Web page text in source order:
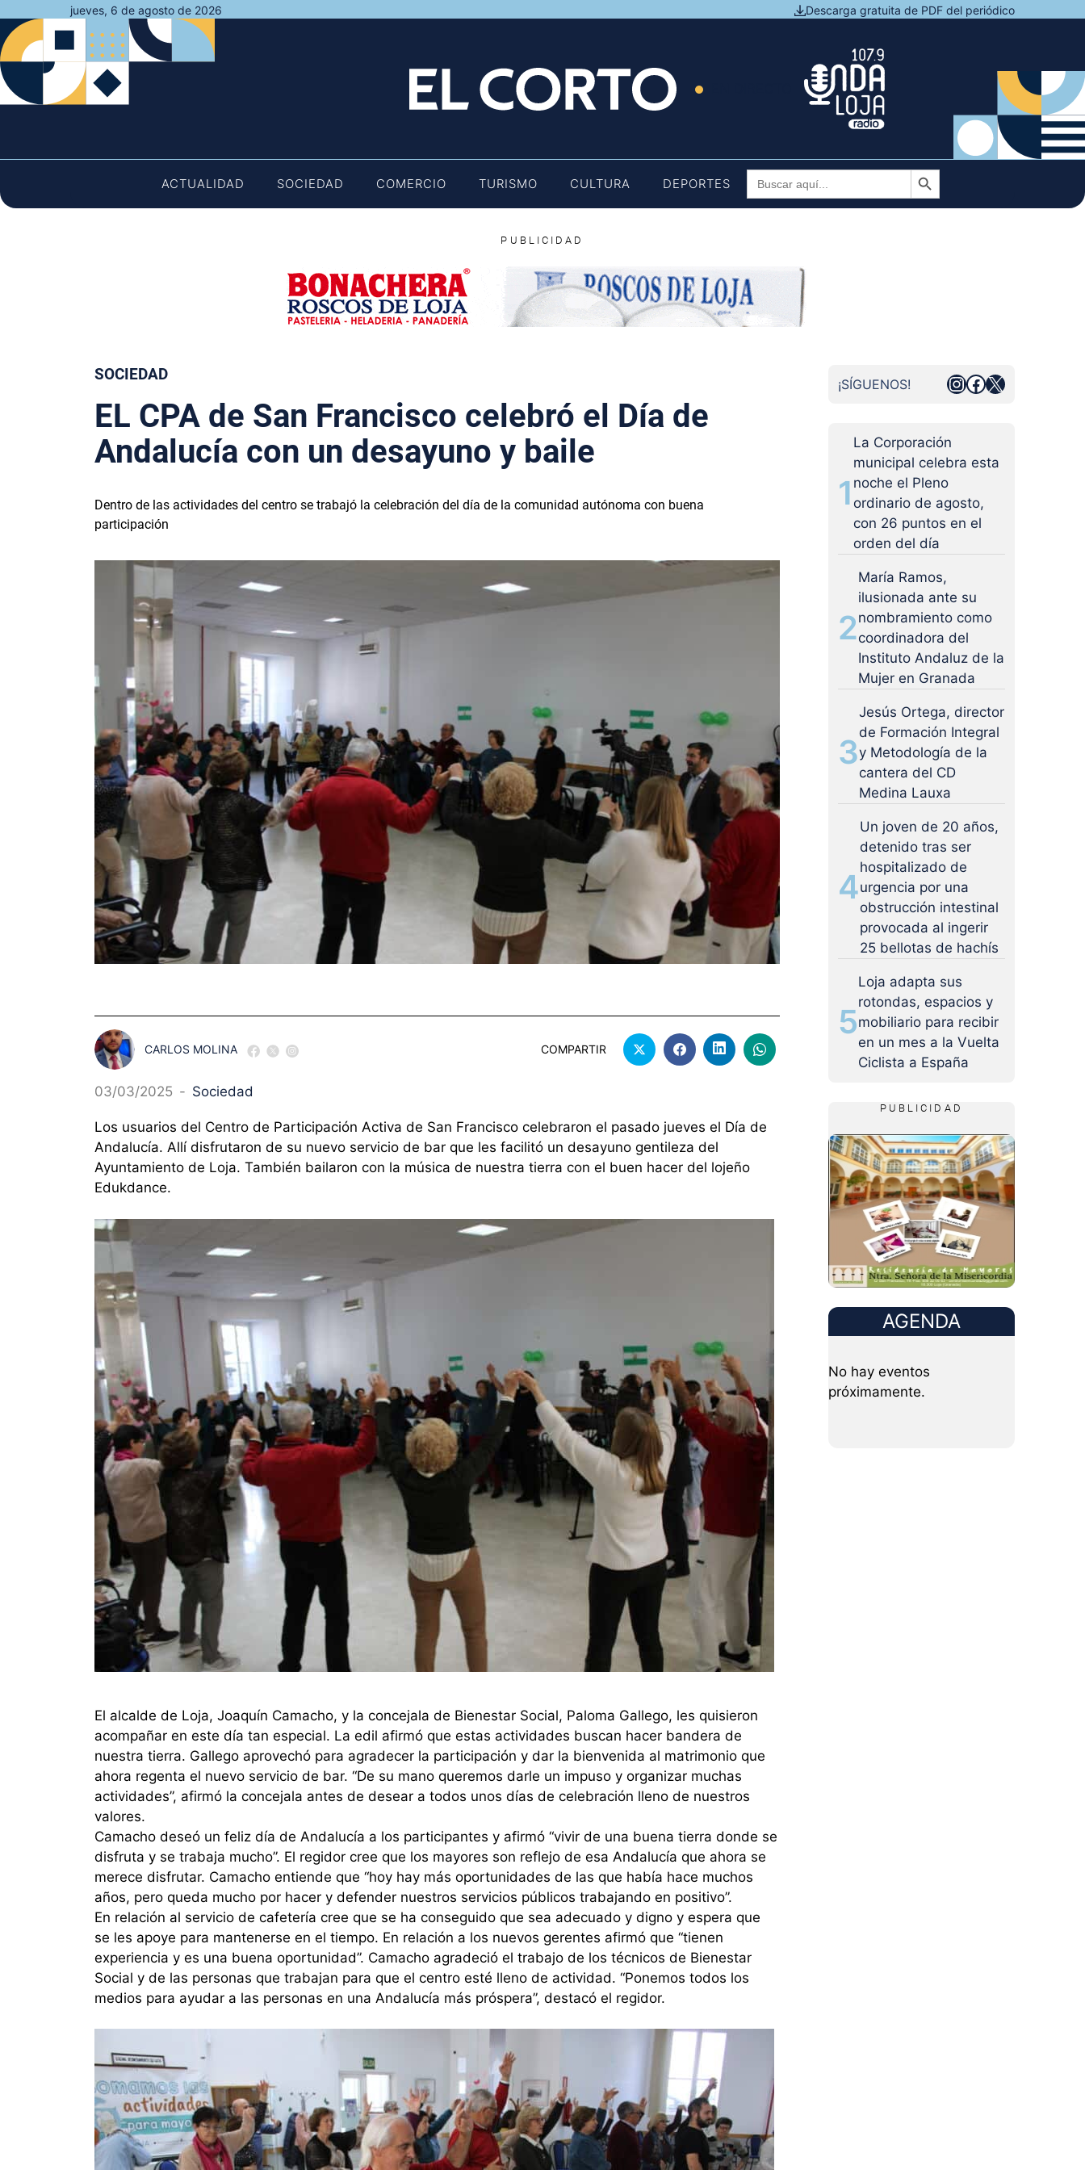
al
contenido
jueves, 6 de agosto de 2026 Descarga gratuita de PDF del periódico
ACTUALIDAD SOCIEDAD COMERCIO TURISMO CULTURA DEPORTES
Buscar: Botón de búsqueda
PUBLICIDAD
SOCIEDAD
EL CPA de San Francisco celebró el Día de
Andalucía con un desayuno y baile
Dentro de las actividades del centro se trabajó la celebración del día de la comunidad autónoma con buena
participación
CARLOS MOLINA COMPARTIR
03/03/2025 - Sociedad
Los usuarios del Centro de Participación Activa de San Francisco celebraron el pasado jueves el Día de
Andalucía. Allí disfrutaron de su nuevo servicio de bar que les facilitó un desayuno gentileza del
Ayuntamiento de Loja. También bailaron con la música de nuestra tierra con el buen hacer del lojeño
Edukdance.
El alcalde de Loja, Joaquín Camacho, y la concejala de Bienestar Social, Paloma Gallego, les quisieron
acompañar en este día tan especial. La edil afirmó que estas actividades buscan hacer bandera de
nuestra tierra. Gallego aprovechó para agradecer la participación y dar la bienvenida al matrimonio que
ahora regenta el nuevo servicio de bar. “De su mano queremos darle un impuso y organizar muchas
actividades”, afirmó la concejala antes de desear a todos unos días de celebración lleno de nuestros
valores.
Camacho deseó un feliz día de Andalucía a los participantes y afirmó “vivir de una buena tierra donde se
disfruta y se trabaja mucho”. El regidor cree que los mayores son reflejo de esa Andalucía que ahora se
merece disfrutar. Camacho entiende que “hoy hay más oportunidades de las que había hace muchos
años, pero queda mucho por hacer y defender nuestros servicios públicos trabajando en positivo”.
En relación al servicio de cafetería cree que se ha conseguido que sea adecuado y digno y espera que
se les apoye para mantenerse en el tiempo. En relación a los nuevos gerentes afirmó que “tienen
experiencia y es una buena oportunidad”. Camacho agradeció el trabajo de los técnicos de Bienestar
Social y de las personas que trabajan para que el centro esté lleno de actividad. “Ponemos todos los
medios para ayudar a las personas en una Andalucía más próspera”, destacó el regidor.
¡SÍGUENOS! Instagram
Facebook
X
1
La Corporación
municipal celebra esta
noche el Pleno
ordinario de agosto,
con 26 puntos en el
orden del día
2
María Ramos,
ilusionada ante su
nombramiento como
coordinadora del
Instituto Andaluz de la
Mujer en Granada
3
Jesús Ortega, director
de Formación Integral
y Metodología de la
cantera del CD
Medina Lauxa
4
Un joven de 20 años,
detenido tras ser
hospitalizado de
urgencia por una
obstrucción intestinal
provocada al ingerir
25 bellotas de hachís
5
Loja adapta sus
rotondas, espacios y
mobiliario para recibir
en un mes a la Vuelta
Ciclista a España
PUBLICIDAD
AGENDA
No hay eventos
próximamente.